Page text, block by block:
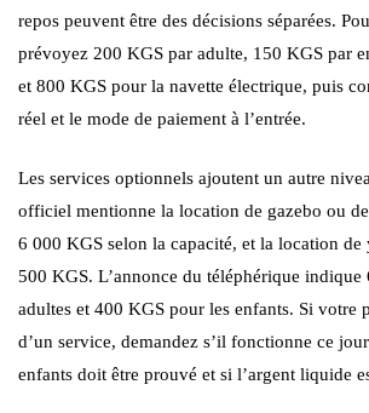
repos peuvent être des décisions séparées.
prévoyez 200 KGS par adulte, 150 KGS par
et 800 KGS pour la navette électrique, puis
réel et le mode de paiement à l’entrée.
Les services optionnels ajoutent un autre
officiel mentionne la location de gazebo ou
6 000 KGS selon la capacité, et la location de
500 KGS. L’annonce du téléphérique
adultes et 400 KGS pour les enfants. Si votre
d’un service, demandez s’il fonctionne ce
enfants doit être prouvé et si l’argent liquide